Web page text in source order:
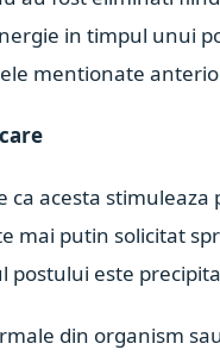
in timpul unui
mentionate
ca acesta
mai putin solicitat
postului este
din organism